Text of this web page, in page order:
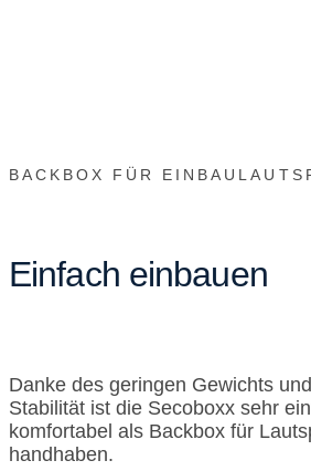
BACKBOX FÜR
Einfach einbauen
Danke des geringen Gewichts
Stabilität ist die Secoboxx sehr
komfortabel als Backbox für
handhaben.